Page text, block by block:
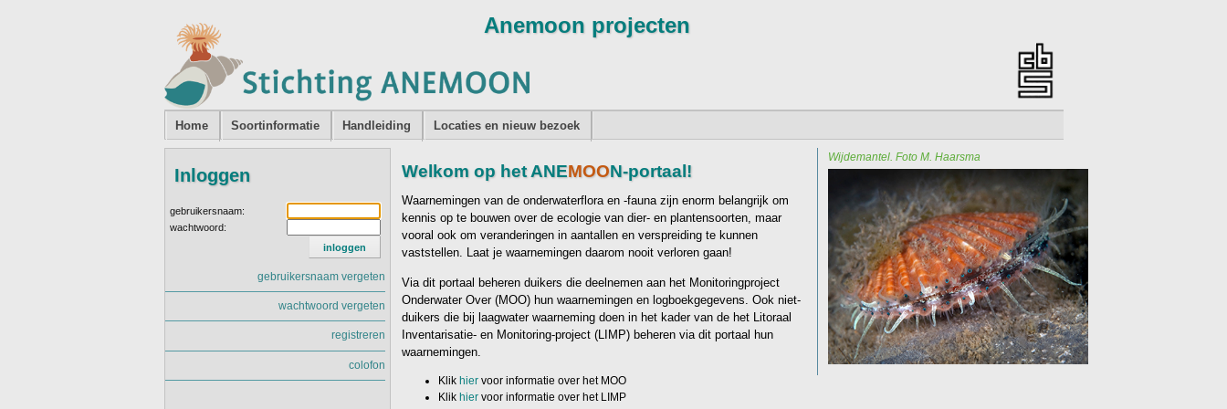
Home Soortinformatie Handleiding Locaties en nieuw bezoek
Inloggen
gebruikersnaam:
wachtwoord:
gebruikersnaam vergeten
wachtwoord vergeten
registreren
colofon
Welkom op het ANEMOON-portaal!
Waarnemingen van de onderwaterflora en -fauna zijn enorm belangrijk om
kennis op te bouwen over de ecologie van dier- en plantensoorten, maar
vooral ook om veranderingen in aantallen en verspreiding te kunnen
vaststellen. Laat je waarnemingen daarom nooit verloren gaan!
Via dit portaal beheren duikers die deelnemen aan het Monitoringproject
Onderwater Over (MOO) hun waarnemingen en logboekgegevens. Ook niet-
duikers die bij laagwater waarneming doen in het kader van de het Litoraal
Inventarisatie- en Monitoring-project (LIMP) beheren via dit portaal hun
waarnemingen.
Klik hiervoor informatie over het MOO
Klik hiervoor informatie over het LIMP
Wijdemantel. Foto M. Haarsma